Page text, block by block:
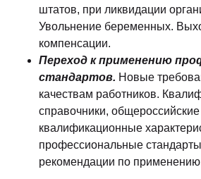
штатов, при ликвидации
Увольнение беременных.
компенсации.
Переход к применению
стандартов. Новые
качествам работников.
справочники,
квалификационные
профессиональные
рекомендации по применению